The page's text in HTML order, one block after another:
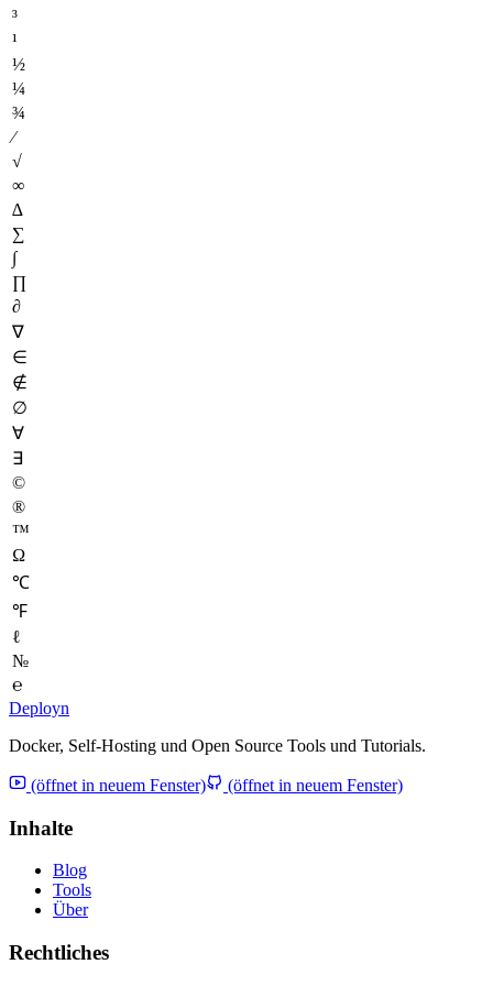
³
¹
½
¼
¾
⁄
√
∞
∆
∑
∫
∏
∂
∇
∈
∉
∅
∀
∃
©
®
™
Ω
℃
℉
ℓ
№
℮
Deployn
Docker, Self-Hosting und Open Source Tools und Tutorials.
(öffnet in neuem Fenster) (öffnet in neuem Fenster)
Inhalte
Blog
Tools
Über
Rechtliches